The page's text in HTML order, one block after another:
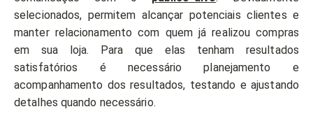
selecionados, permitem alcançar potenciais clientes e
manter relacionamento com quem já realizou compras
em sua loja. Para que elas tenham resultados
satisfatórios é necessário planejamento e
acompanhamento dos resultados, testando e ajustando
detalhes quando necessário.